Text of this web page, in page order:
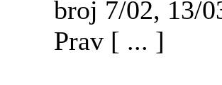
broj 7/02, 13/
Prav [ ... ]